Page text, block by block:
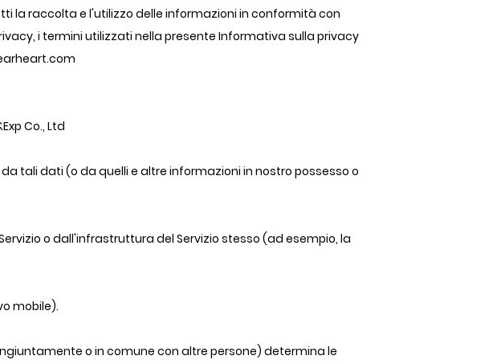
la raccolta e l'utilizzo delle informazioni in conformità con
i termini utilizzati nella presente Informativa sulla privacy
Co., Ltd
tali dati (o da quelli e altre informazioni in nostro possesso o
o dall'infrastruttura del Servizio stesso (ad esempio, la
mobile).
o in comune con altre persone) determina le